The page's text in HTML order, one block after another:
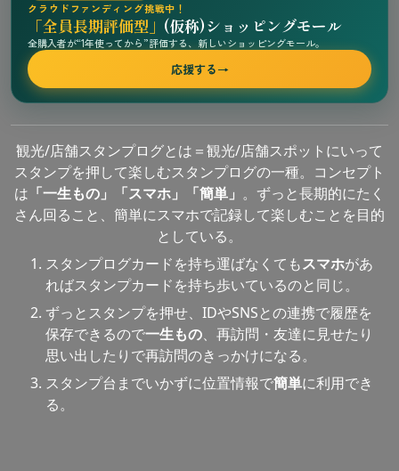
クラウドファンディング挑戦中！
「全員長期評価型」 (仮称)ショッピングモール
全購入者が“1年使ってから”評価する、新しいショッピングモール。
応援する→
観光/店舗スタンプログとは＝観光/店舗スポットにいって
スタンプを押して楽しむスタンプログの一種。コンセプト
は 「一生もの」「スマホ」「簡単」 。ずっと長期的にたく
さん回ること、簡単にスマホで記録して楽しむことを目的
としている。
スタンプログカードを持ち運ばなくてもスマホがあ
ればスタンプカードを持ち歩いているのと同じ。
ずっとスタンプを押せ、IDやSNSとの連携で履歴を
保存できるので一生もの、再訪問・友達に見せたり
思い出したりで再訪問のきっかけになる。
スタンプ台までいかずに位置情報で簡単に利用でき
る。